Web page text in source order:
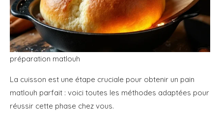
préparation matlouh
La cuisson est une étape cruciale pour obtenir un pain
matlouh parfait : voici toutes les méthodes adaptées pour
réussir cette phase chez vous.